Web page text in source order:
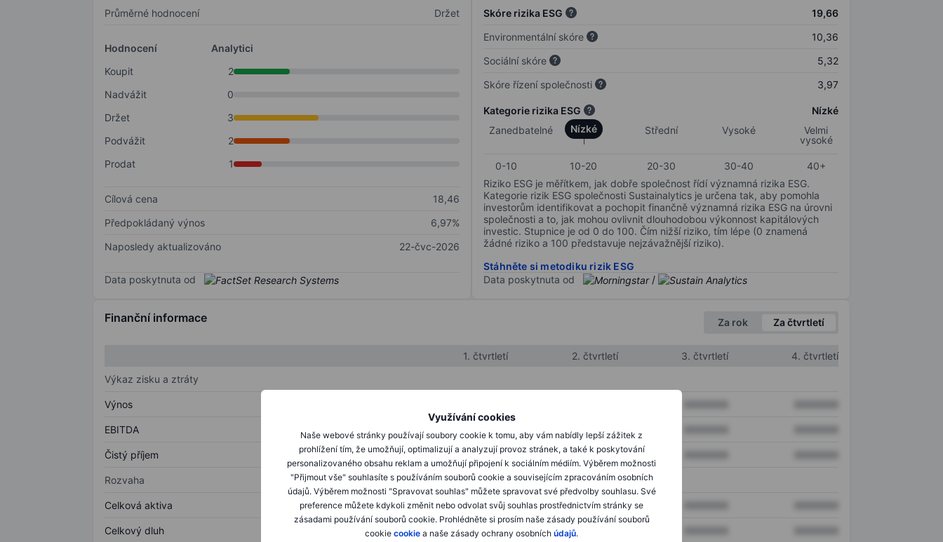
Využívání cookies
Naše webové stránky používají soubory cookie k tomu, aby vám nabídly lepší zážitek z
prohlížení tím, že umožňují, optimalizují a analyzují provoz stránek, a také k poskytování
personalizovaného obsahu reklam a umožňují připojení k sociálním médiím. Výběrem možnosti
"Přijmout vše" souhlasíte s používáním souborů cookie a souvisejícím zpracováním osobních
údajů. Výběrem možnosti "Spravovat souhlas" můžete spravovat své předvolby souhlasu. Své
preference můžete kdykoli změnit nebo odvolat svůj souhlas prostřednictvím stránky se
zásadami používání souborů cookie. Prohlédněte si prosím naše zásady používání souborů
cookie cookie a naše zásady ochrany osobních údajů.
Průměrné hodnocení Držet
Hodnocení
Analytici
Koupit
2
Nadvážit
0
Držet
3
Podvážit
2
Prodat
1
Cílová cena
18,46
Předpokládaný výnos
6,97%
Naposledy aktualizováno
22-čvc-2026
Data poskytnuta od
Skóre rizika ESG
19,66
Environmentální skóre
10,36
Sociální skóre
5,32
Skóre řízení společnosti
3,97
Kategorie rizika ESG
Nízké
Zanedbatelné
Nízké Střední Vysoké
Velmi
vysoké
0-10 10-20 20-30 30-40
40+
Riziko ESG je měřítkem, jak dobře společnost řídí významná rizika ESG.
Kategorie rizik ESG společnosti Sustainalytics je určena tak, aby pomohla
investorům identifikovat a pochopit finančně významná rizika ESG na úrovni
společnosti a to, jak mohou ovlivnit dlouhodobou výkonnost kapitálových
investic. Stupnice je od 0 do 100. Čím nižší riziko, tím lépe (0 znamená
žádné riziko a 100 představuje nejzávažnější riziko).
Stáhněte si metodiku rizik ESG
Data poskytnuta od
/
Finanční informace Za rok Za čtvrtletí
1. čtvrtletí 2. čtvrtletí 3. čtvrtletí
4. čtvrtletí
Výkaz zisku a ztráty
Výnos
EBITDA XXXXXXX XXXXXXX
Čistý příjem XXXXXXX XXXXXXX
Rozvaha
Celková aktiva XXXXXXX XXXXXXX
Celkový dluh XXXXXXX XXXXXXX